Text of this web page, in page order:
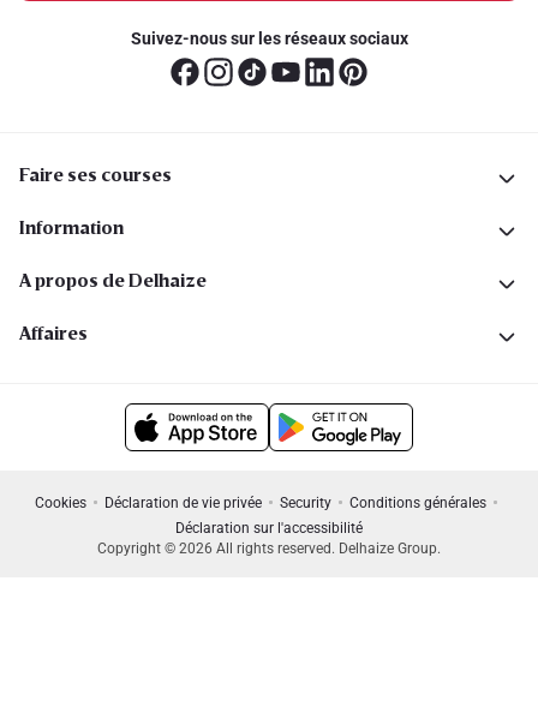
Suivez-nous sur les réseaux sociaux
Faire ses courses
Information
A propos de Delhaize
Affaires
Cookies Déclaration de vie privée Security
Conditions générales
Déclaration sur l'accessibilité
Copyright © 2026 All rights reserved. Delhaize Group.